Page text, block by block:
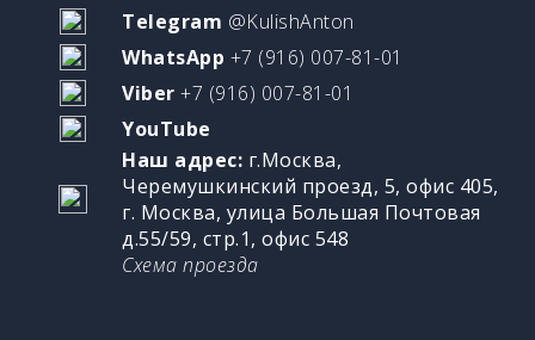
Telegram @KulishAnton
WhatsApp +7 (916) 007-81-01
Viber +7 (916) 007-81-01
YouTube
Наш адрес: г.Москва,
Черемушкинский проезд, 5, офис 405,
г. Москва, улица Большая Почтовая
д.55/59, стр.1, офис 548
Схема проезда